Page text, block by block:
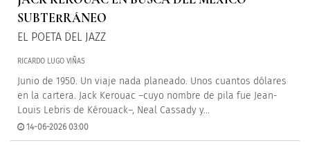
SUBTERRÁNEO
EL POETA DEL JAZZ
RICARDO LUGO VIÑAS
Junio de 1950. Un viaje nada planeado. Unos cuantos dólares
en la cartera. Jack Kerouac –cuyo nombre de pila fue Jean-
Louis Lebris de Kérouack–, Neal Cassady y...
14-06-2026 03:00